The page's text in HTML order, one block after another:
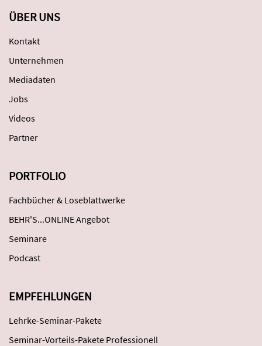
ÜBER UNS
Kontakt
Unternehmen
Mediadaten
Jobs
Videos
Partner
PORTFOLIO
Fachbücher & Loseblattwerke
BEHR'S...ONLINE Angebot
Seminare
Podcast
EMPFEHLUNGEN
Lehrke-Seminar-Pakete
Seminar-Vorteils-Pakete Professionell